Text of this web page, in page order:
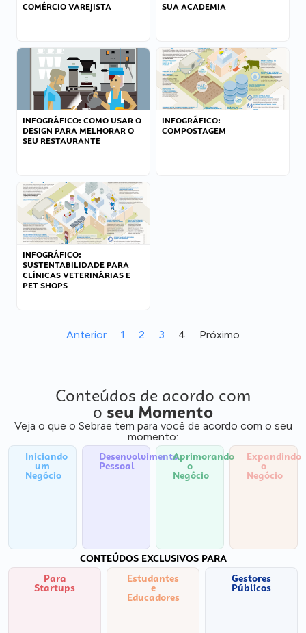
COMÉRCIO VAREJISTA
SUA ACADEMIA
INFOGRÁFICO: COMO USAR O
DESIGN PARA MELHORAR O
SEU RESTAURANTE
INFOGRÁFICO:
COMPOSTAGEM
INFOGRÁFICO:
SUSTENTABILIDADE PARA
CLÍNICAS VETERINÁRIAS E
PET SHOPS
Anterior 1 2 3 4 Próximo
Conteúdos de acordo com
o seu Momento
Veja o que o Sebrae tem para você de acordo com o seu
momento:
Iniciando
um
Negócio
Desenvolvimento
Pessoal
Aprimorando
o
Negócio
Expandindo
o
Negócio
CONTEÚDOS EXCLUSIVOS PARA
Para
Startups
Estudantes
e
Educadores
Gestores
Públicos